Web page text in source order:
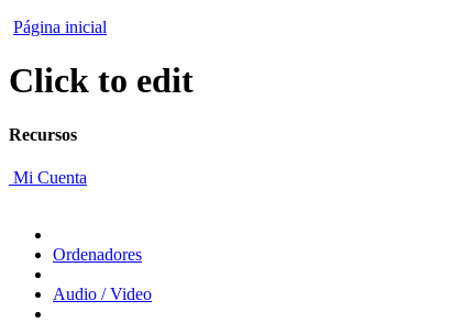
Página inicial
Click to edit
Recursos
Mi Cuenta
Ordenadores
Audio / Video